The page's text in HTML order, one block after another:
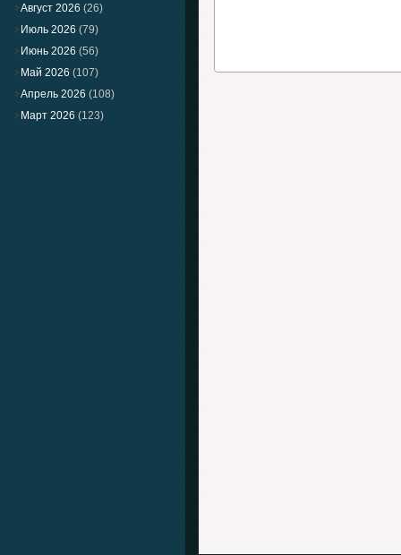
Август 2026 (26)
Июль 2026 (79)
Июнь 2026 (56)
Май 2026 (107)
Апрель 2026 (108)
Март 2026 (123)